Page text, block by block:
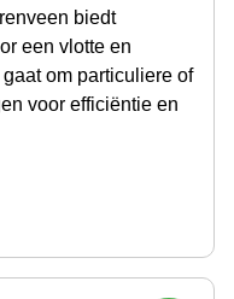
biedt
een vlotte en
om particuliere of
voor efficiëntie en